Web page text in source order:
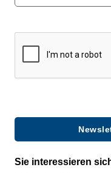
Sie interessieren